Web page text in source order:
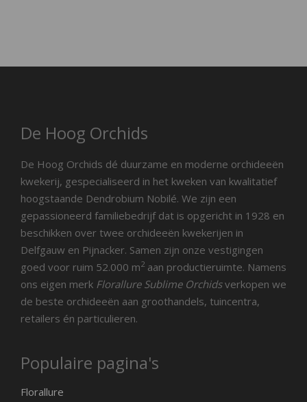
De Hoog Orchids
De Hoog Orchids dé duurzame en moderne orchideeën
kwekerij, gespecialiseerd in het kweken van kwalitatief
hoogstaande Dendrobium Nobilé. We zijn een
gepassioneerd familiebedrijf dat is opgericht in 1928 en
beschikken over twee orchideeën kwekerijen in
Delfgauw en Pijnacker. Samen zijn onze vestigingen
goed voor ruim 52.000 m2 aan productieruimte. Namens
ons eigen merk Florallure Sublime Orchidsverkopen we
de beste orchideeën aan groothandels, tuincentra,
retailers én particulieren.
Populaire pagina's
Florallure